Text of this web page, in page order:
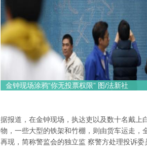
金钟现场涂鸦“你无投票权限” 图/法新社
据报道，在金钟现场，执达吏以及数十名戴
物，一些大型的铁架和竹棚，则由货车运走，
再现，简称警监会的独立监 察警方处理投诉